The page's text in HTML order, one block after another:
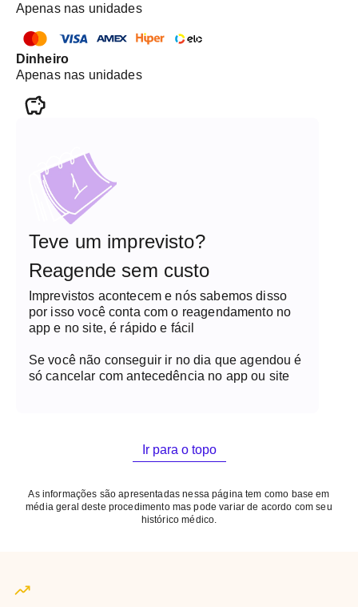
Apenas nas unidades
Dinheiro
Apenas nas unidades
Teve um imprevisto?
Reagende sem custo
Imprevistos acontecem e nós sabemos disso
por isso você conta com o reagendamento no
app e no site, é rápido e fácil
Se você não conseguir ir no dia que agendou é
só cancelar com antecedência no app ou site
Ir para o topo
As informações são apresentadas nessa página tem como base em
média geral deste procedimento mas pode variar de acordo com seu
histórico médico.